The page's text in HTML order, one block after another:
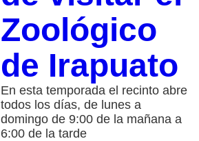
Zoológico
de Irapuato
En esta temporada el recinto abre
todos los días, de lunes a
domingo de 9:00 de la mañana a
6:00 de la tarde